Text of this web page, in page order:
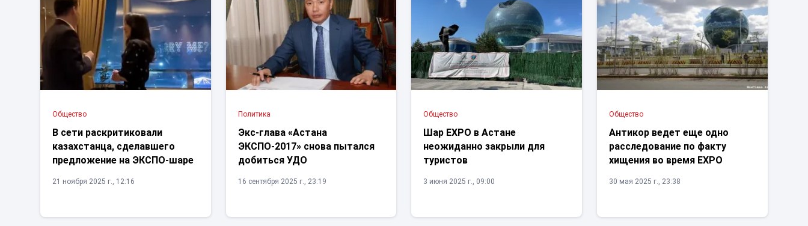
Общество
В сети раскритиковали
казахстанца, сделавшего
предложение на ЭКСПО-шаре
21 ноября 2025 г., 12:16
Политика
Экс-глава «Астана
ЭКСПО-2017» снова пытался
добиться УДО
16 сентября 2025 г., 23:19
Общество
Шар EXPO в Астане
неожиданно закрыли для
туристов
3 июня 2025 г., 09:00
Общество
Антикор ведет еще одно
расследование по факту
хищения во время EXPO
30 мая 2025 г., 23:38